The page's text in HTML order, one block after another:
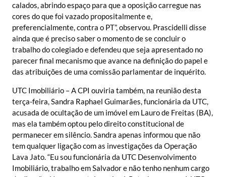
calados, abrindo espaço para que a oposição carregue nas
cores do que foi vazado propositalmente e,
preferencialmente, contra o PT”, observou. Prascidelli disse
ainda que é preciso saber o momento de se concluir o
trabalho do colegiado e defendeu que seja apresentado no
parecer final mecanismo que avance na definição do papel e
das atribuições de uma comissão parlamentar de inquérito.
UTC Imobiliário – A CPI ouviria também, na reunião desta
terça-feira, Sandra Raphael Guimarães, funcionária da UTC,
acusada de ocultação de um imóvel em Lauro de Freitas (BA),
mas ela também optou pelo direito constitucional de
permanecer em silêncio. Sandra apenas informou que não
tem qualquer ligação com as investigações da Operação
Lava Jato. “Eu sou funcionária da UTC Desenvolvimento
Imobiliário, trabalho em Salvador e não tenho nenhum cargo